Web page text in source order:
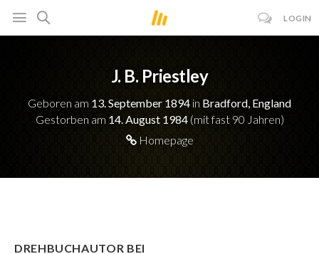
LOGIN
J. B. Priestley
Geboren am 13. September 1894 in Bradford, England
Gestorben am 14. August 1984(mit fast 90 Jahren)
Homepage
DREHBUCHAUTOR BEI